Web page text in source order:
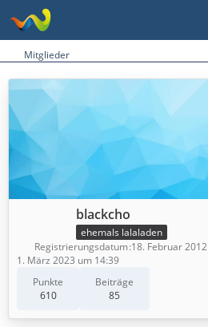
Mitglieder
blackcho
ehemals lalaladen
Punkte
610
Beiträge
85
Registrierungsdatum 18. Februar 2012
1. März 2023 um 14:39